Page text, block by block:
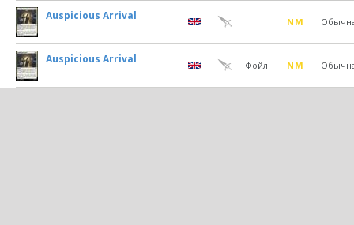
Auspicious Arrival NM
Auspicious Arrival Фойл NM